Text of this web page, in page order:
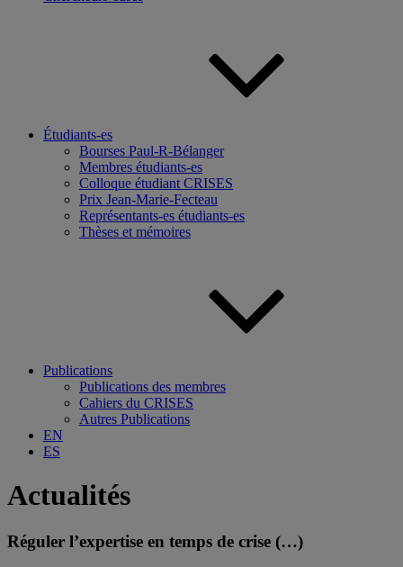
Étudiants-es
Bourses Paul-R-Bélanger
Membres étudiants-es
Colloque étudiant CRISES
Prix Jean-Marie-Fecteau
Représentants-es étudiants-es
Thèses et mémoires
Publications
Publications des membres
Cahiers du CRISES
Autres Publications
EN
ES
Actualités
Réguler l’expertise en temps de crise (…)